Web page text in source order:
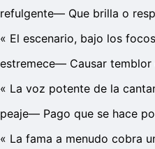
refulgente— Que brilla o
« El escenario, bajo los
estremece— Causar
« La voz potente de la
peaje— Pago que se hace
« La fama a menudo cobra